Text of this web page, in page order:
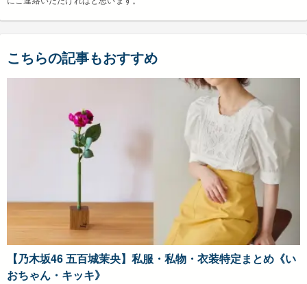
こちらの記事もおすすめ
【乃木坂46 五百城茉央】私服・私物・衣装特定まとめ《い
おちゃん・キッキ》